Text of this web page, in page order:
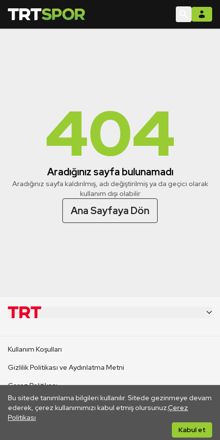
404
Aradığınız sayfa bulunamadı
Aradığınız sayfa kaldırılmış, adı değiştirilmiş ya da geçici olarak
kullanım dışı olabilir
Ana Sayfaya Dön
Bu sitede tanımlama bilgileri kullanılır. Sitede gezinmeye devam
ederek, çerez kullanımımızı kabul etmiş olursunuz.Çerez
Politikası
Kabul et
CANLI YAYINLAR
Kullanım Koşulları
Gizlilik Politikası ve Aydınlatma Metni
Çerez Politikası
İletişim
Her hakkı saklıdır. ©2026 TRT. Bağlantı yoluyla gidilen dış